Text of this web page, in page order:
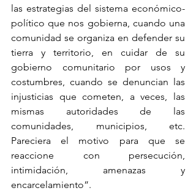
las estrategias del sistema económico-
político que nos gobierna, cuando una
comunidad se organiza en defender su
tierra y territorio, en cuidar de su
gobierno comunitario por usos y
costumbres, cuando se denuncian las
injusticias que cometen, a veces, las
mismas autoridades de las
comunidades, municipios, etc.
Pareciera el motivo para que se
reaccione con persecución,
intimidación, amenazas y
encarcelamiento”.